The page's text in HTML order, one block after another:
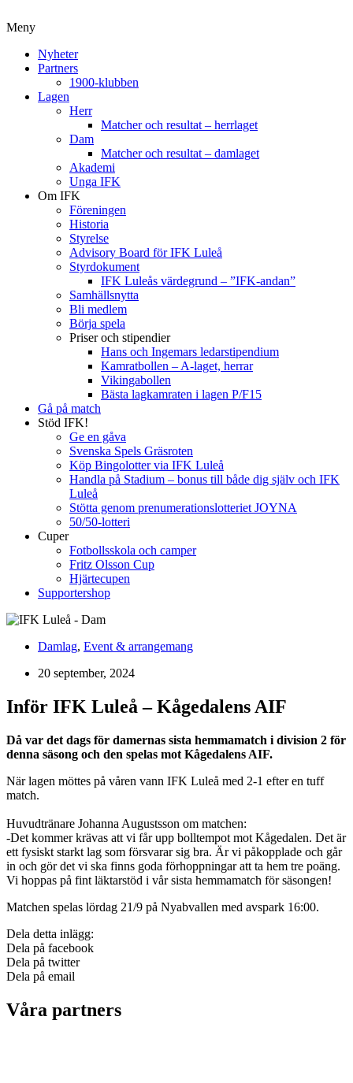
Meny
Nyheter
Partners
1900-klubben
Lagen
Herr
Matcher och resultat – herrlaget
Dam
Matcher och resultat – damlaget
Akademi
Unga IFK
Om IFK
Föreningen
Historia
Styrelse
Advisory Board för IFK Luleå
Styrdokument
IFK Luleås värdegrund – ”IFK-andan”
Samhällsnytta
Bli medlem
Börja spela
Priser och stipendier
Hans och Ingemars ledarstipendium
Kamratbollen – A-laget, herrar
Vikingabollen
Bästa lagkamraten i lagen P/F15
Gå på match
Stöd IFK!
Ge en gåva
Svenska Spels Gräsroten
Köp Bingolotter via IFK Luleå
Handla på Stadium – bonus till både dig själv och IFK
Luleå
Stötta genom prenumerationslotteriet JOYNA
50/50-lotteri
Cuper
Fotbollsskola och camper
Fritz Olsson Cup
Hjärtecupen
Supportershop
Damlag, Event & arrangemang
20 september, 2024
Inför IFK Luleå – Kågedalens AIF
Då var det dags för damernas sista hemmamatch i division 2 för
denna säsong och den spelas mot Kågedalens AIF.
När lagen möttes på våren vann IFK Luleå med 2-1 efter en tuff
match.
Huvudtränare Johanna Augustsson om matchen:
-Det kommer krävas att vi får upp bolltempot mot Kågedalen. Det är
ett fysiskt starkt lag som försvarar sig bra. Är vi påkopplade och går
in och gör det vi ska finns goda förhoppningar att ta hem tre poäng.
Vi hoppas på fint läktarstöd i vår sista hemmamatch för säsongen!
Matchen spelas lördag 21/9 på Nyabvallen med avspark 16:00.
Dela detta inlägg:
Dela på facebook
Dela på twitter
Dela på email
Våra partners